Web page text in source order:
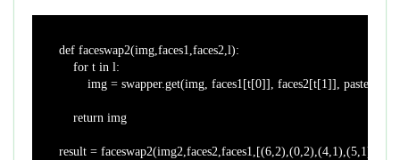
def faceswap2(img,faces1,faces2,l):
    for t in l:
img = swapper.get(img, faces1[t[0]], faces2[t[1]],
    return img
result =